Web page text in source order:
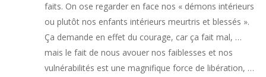
faits. On ose regarder en face nos « démons intérieurs
ou plutôt nos enfants intérieurs meurtris et blessés ».
Ça demande en effet du courage, car ça fait mal, …
mais le fait de nous avouer nos faiblesses et nos
vulnérabilités est une magnifique force de libération, …